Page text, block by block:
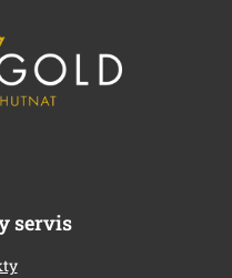
servis